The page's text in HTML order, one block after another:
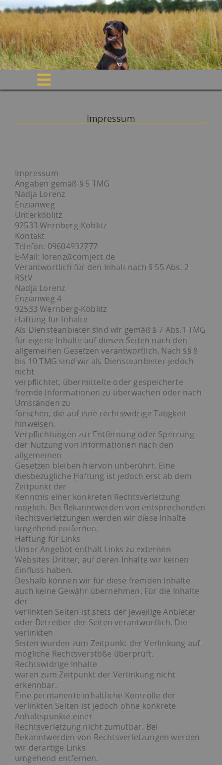
BARON BENDIX - EIN NAME DER VERPFLICHTET
Impressum
Impressum
Angaben gemäß § 5 TMG
Nadja Lorenz
Enzianweg
Unterköblitz
92533 Wernberg-Köblitz
Kontakt
Telefon: 09604932777
E-Mail: lorenz@comject.de
Verantwortlich für den Inhalt nach § 55 Abs. 2
RStV
Nadja Lorenz
Enzianweg 4
92533 Wernberg-Köblitz
Haftung für Inhalte
Als Diensteanbieter sind wir gemäß § 7 Abs.1 TMG
für eigene Inhalte auf diesen Seiten nach den
allgemeinen Gesetzen verantwortlich. Nach §§ 8
bis 10 TMG sind wir als Diensteanbieter jedoch
nicht
verpflichtet, übermittelte oder gespeicherte
fremde Informationen zu überwachen oder nach
Umständen zu
forschen, die auf eine rechtswidrige Tätigkeit
hinweisen.
Verpflichtungen zur Entfernung oder Sperrung
der Nutzung von Informationen nach den
allgemeinen
Gesetzen bleiben hiervon unberührt. Eine
diesbezügliche Haftung ist jedoch erst ab dem
Zeitpunkt der
Kenntnis einer konkreten Rechtsverletzung
möglich. Bei Bekanntwerden von entsprechenden
Rechtsverletzungen werden wir diese Inhalte
umgehend entfernen.
Haftung für Links
Unser Angebot enthält Links zu externen
Websites Dritter, auf deren Inhalte wir keinen
Einfluss haben.
Deshalb können wir für diese fremden Inhalte
auch keine Gewähr übernehmen. Für die Inhalte
der
verlinkten Seiten ist stets der jeweilige Anbieter
oder Betreiber der Seiten verantwortlich. Die
verlinkten
Seiten wurden zum Zeitpunkt der Verlinkung auf
mögliche Rechtsverstöße überprüft.
Rechtswidrige Inhalte
waren zum Zeitpunkt der Verlinkung nicht
erkennbar.
Eine permanente inhaltliche Kontrolle der
verlinkten Seiten ist jedoch ohne konkrete
Anhaltspunkte einer
Rechtsverletzung nicht zumutbar. Bei
Bekanntwerden von Rechtsverletzungen werden
wir derartige Links
umgehend entfernen.